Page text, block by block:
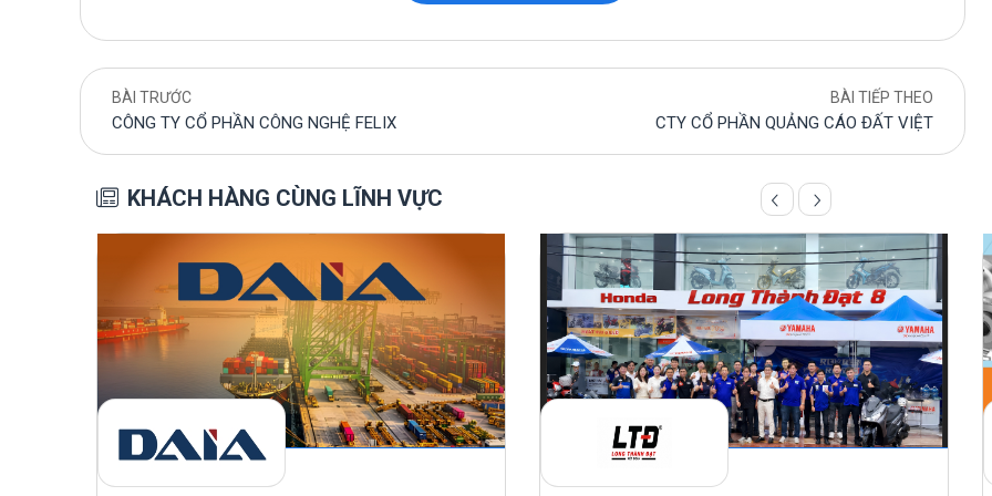
BÀI TRƯỚC
CÔNG TY CỔ PHẦN CÔNG NGHỆ FELIX
BÀI TIẾP THEO
CTY CỔ PHẦN QUẢNG CÁO ĐẤT VIỆT
KHÁCH HÀNG CÙNG LĨNH VỰC